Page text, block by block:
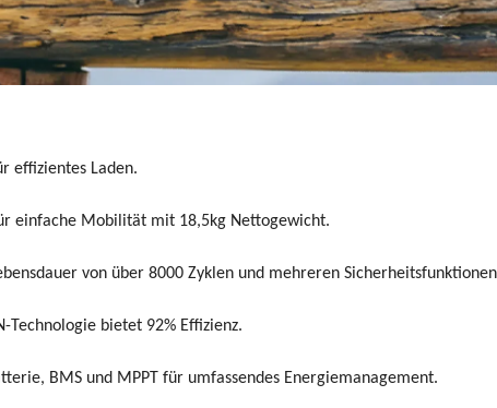
effizientes Laden.
einfache Mobilität mit 18,5kg Nettogewicht.
von über 8000 Zyklen und mehreren
bietet 92% Effizienz.
BMS und MPPT für umfassendes Energiemanagement.